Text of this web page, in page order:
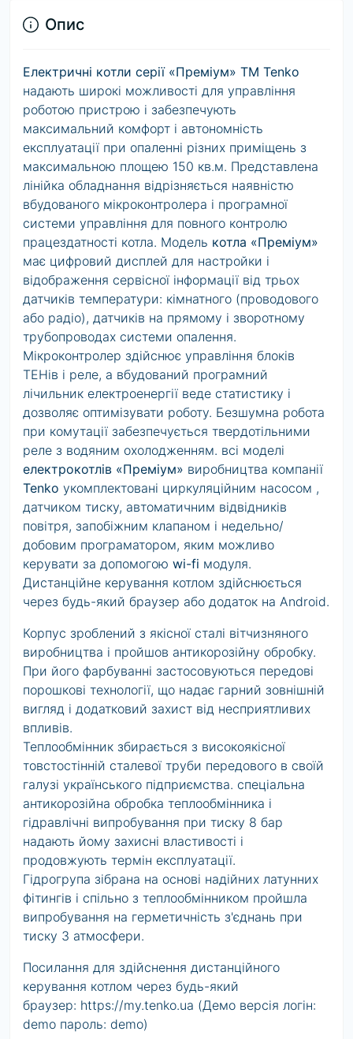
Опис
Електричні котли серії «Преміум» ТМ Tenko
надають широкі можливості для управління
роботою пристрою і забезпечують
максимальний комфорт і автономність
експлуатації при опаленні різних приміщень з
максимальною площею 150 кв.м. Представлена
лінійка обладнання відрізняється наявністю
вбудованого мікроконтролера і програмної
системи управління для повного контролю
працездатності котла. Модель котла «Преміум»
має цифровий дисплей для настройки і
відображення сервісної інформації від трьох
датчиків температури: кімнатного (проводового
або радіо), датчиків на прямому і зворотному
трубопроводах системи опалення.
Мікроконтролер здійснює управління блоків
ТЕНів і реле, а вбудований програмний
лічильник електроенергії веде статистику і
дозволяє оптимізувати роботу. Безшумна робота
при комутації забезпечується твердотільними
реле з водяним охолодженням. всі моделі
електрокотлів «Преміум» виробництва компанії
Tenko укомплектовані циркуляційним насосом ,
датчиком тиску, автоматичним відвідників
повітря, запобіжним клапаном і недельно/
добовим програматором, яким можливо
керувати за допомогою wi-fi модуля.
Дистанційне керування котлом здійснюється
через будь-який браузер або додаток на Android.
Корпус зроблений з якісної сталі вітчизняного
виробництва і пройшов антикорозійну обробку.
При його фарбуванні застосовуються передові
порошкові технології, що надає гарний зовнішній
вигляд і додатковий захист від несприятливих
впливів.
Теплообмінник збирається з високоякісної
товстостінній сталевої труби передового в своїй
галузі українського підприємства. спеціальна
антикорозійна обробка теплообмінника і
гідравлічні випробування при тиску 8 бар
надають йому захисні властивості і
продовжують термін експлуатації.
Гідрогрупа зібрана на основі надійних латунних
фітингів і спільно з теплообмінником пройшла
випробування на герметичність з'єднань при
тиску 3 атмосфери.
Посилання для здійснення дистанційного
керування котлом через будь-який
браузер: https://my.tenko.ua (Демо версія логін:
demo пароль: demo)